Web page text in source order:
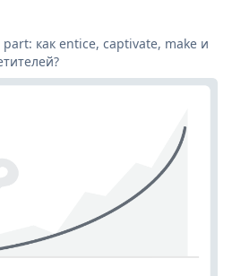
как entice, captivate, make и